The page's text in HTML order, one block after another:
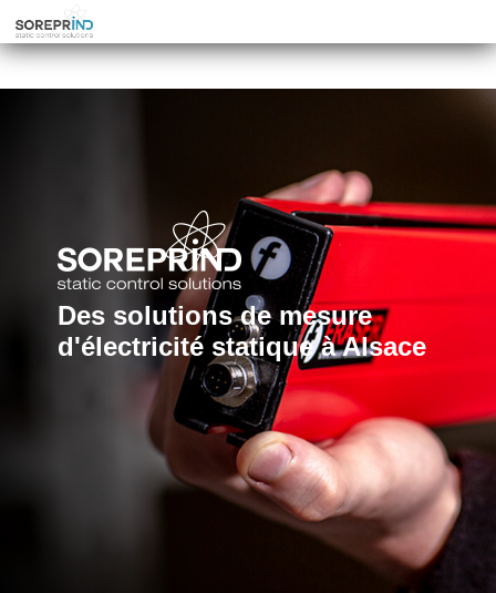
Des solutions de mesure
d'électricité statique à Alsace